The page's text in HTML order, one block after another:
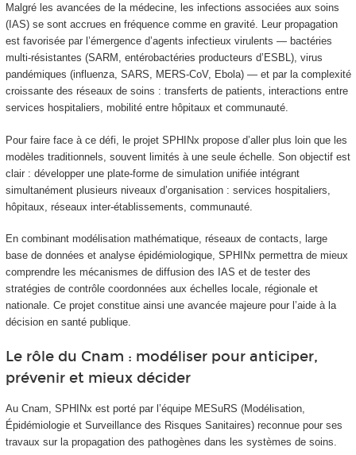
Malgré les avancées de la médecine, les infections associées aux soins
(IAS) se sont accrues en fréquence comme en gravité. Leur propagation
est favorisée par l’émergence d’agents infectieux virulents — bactéries
multi-résistantes (SARM, entérobactéries producteurs d’ESBL), virus
pandémiques (influenza, SARS, MERS-CoV, Ebola) — et par la complexité
croissante des réseaux de soins : transferts de patients, interactions entre
services hospitaliers, mobilité entre hôpitaux et communauté.
Pour faire face à ce défi, le projet SPHINx propose d’aller plus loin que les
modèles traditionnels, souvent limités à une seule échelle. Son objectif est
clair : développer une plate-forme de simulation unifiée intégrant
simultanément plusieurs niveaux d’organisation : services hospitaliers,
hôpitaux, réseaux inter-établissements, communauté.
En combinant modélisation mathématique, réseaux de contacts, large
base de données et analyse épidémiologique, SPHINx permettra de mieux
comprendre les mécanismes de diffusion des IAS et de tester des
stratégies de contrôle coordonnées aux échelles locale, régionale et
nationale. Ce projet constitue ainsi une avancée majeure pour l’aide à la
décision en santé publique.
Le rôle du Cnam : modéliser pour anticiper,
prévenir et mieux décider
Au Cnam, SPHINx est porté par l’équipe MESuRS (Modélisation,
Épidémiologie et Surveillance des Risques Sanitaires) reconnue pour ses
travaux sur la propagation des pathogènes dans les systèmes de soins.